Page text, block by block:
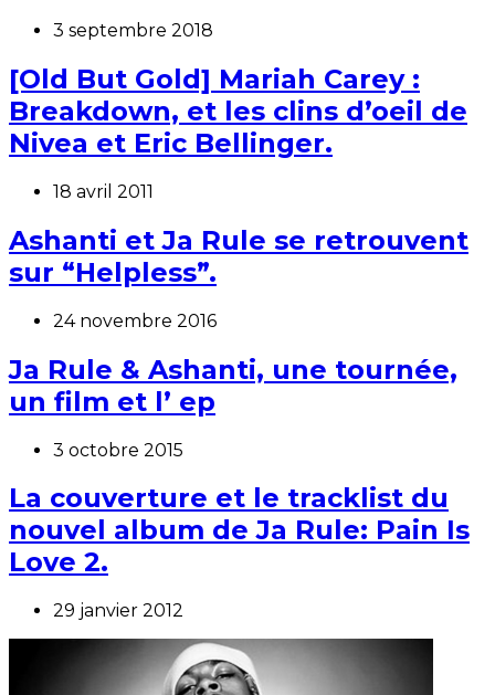
3 septembre 2018
[Old But Gold] Mariah Carey :
Breakdown, et les clins d’oeil de
Nivea et Eric Bellinger.
18 avril 2011
Ashanti et Ja Rule se retrouvent
sur “Helpless”.
24 novembre 2016
Ja Rule & Ashanti, une tournée,
un film et l’ ep
3 octobre 2015
La couverture et le tracklist du
nouvel album de Ja Rule: Pain Is
Love 2.
29 janvier 2012